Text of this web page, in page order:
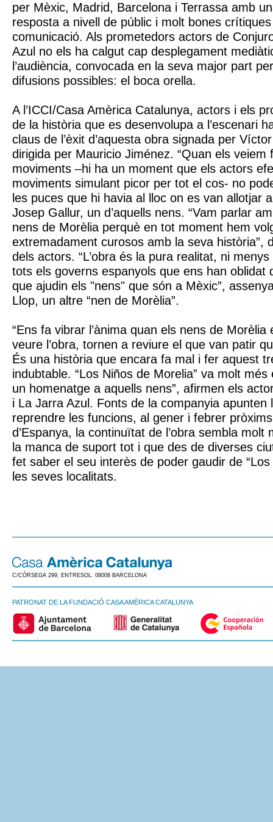
per Mèxic, Madrid, Barcelona i Terrassa amb
resposta a nivell de públic i molt bones
comunicació. Als prometedors actors de
Azul no els ha calgut cap desplegament
l’audiència, convocada en la seva major part
difusions possibles: el boca orella.
A l’ICCI/Casa Amèrica Catalunya, actors i els
de la història que es desenvolupa a l’escenari
claus de l’èxit d’aquesta obra signada per
dirigida per Mauricio Jiménez. “Quan els veiem
moviments –hi ha un moment que els actors
moviments simulant picor per tot el cos- no
les puces que hi havia al lloc on es van allotjar
Josep Gallur, un d’aquells nens. “Vam parlar
nens de Morèlia perquè en tot moment hem
extremadament curosos amb la seva història”,
dels actors. “L’obra és la pura realitat, ni
tots els governs espanyols que ens han oblidat
que ajudin els "nens" que són a Mèxic”,
Llop, un altre “nen de Morèlia”.
“Ens fa vibrar l’ànima quan els nens de Morèlia
veure l’obra, tornen a reviure el que van patir
És una història que encara fa mal i fer aquest
indubtable. “Los Niños de Morelia” va molt
un homenatge a aquells nens”, afirmen els
i La Jarra Azul. Fonts de la companyia apunten
reprendre les funcions, al gener i febrer
d’Espanya, la continuïtat de l’obra sembla molt
la manca de suport tot i que des de diverses
fet saber el seu interès de poder gaudir de
les seves localitats.
C/CÒRSEGA 299, ENTRESOL. 08008 BARCELONA
PATRONAT DE LA FUNDACIÓ CASA AMÈRICA CATALUNYA